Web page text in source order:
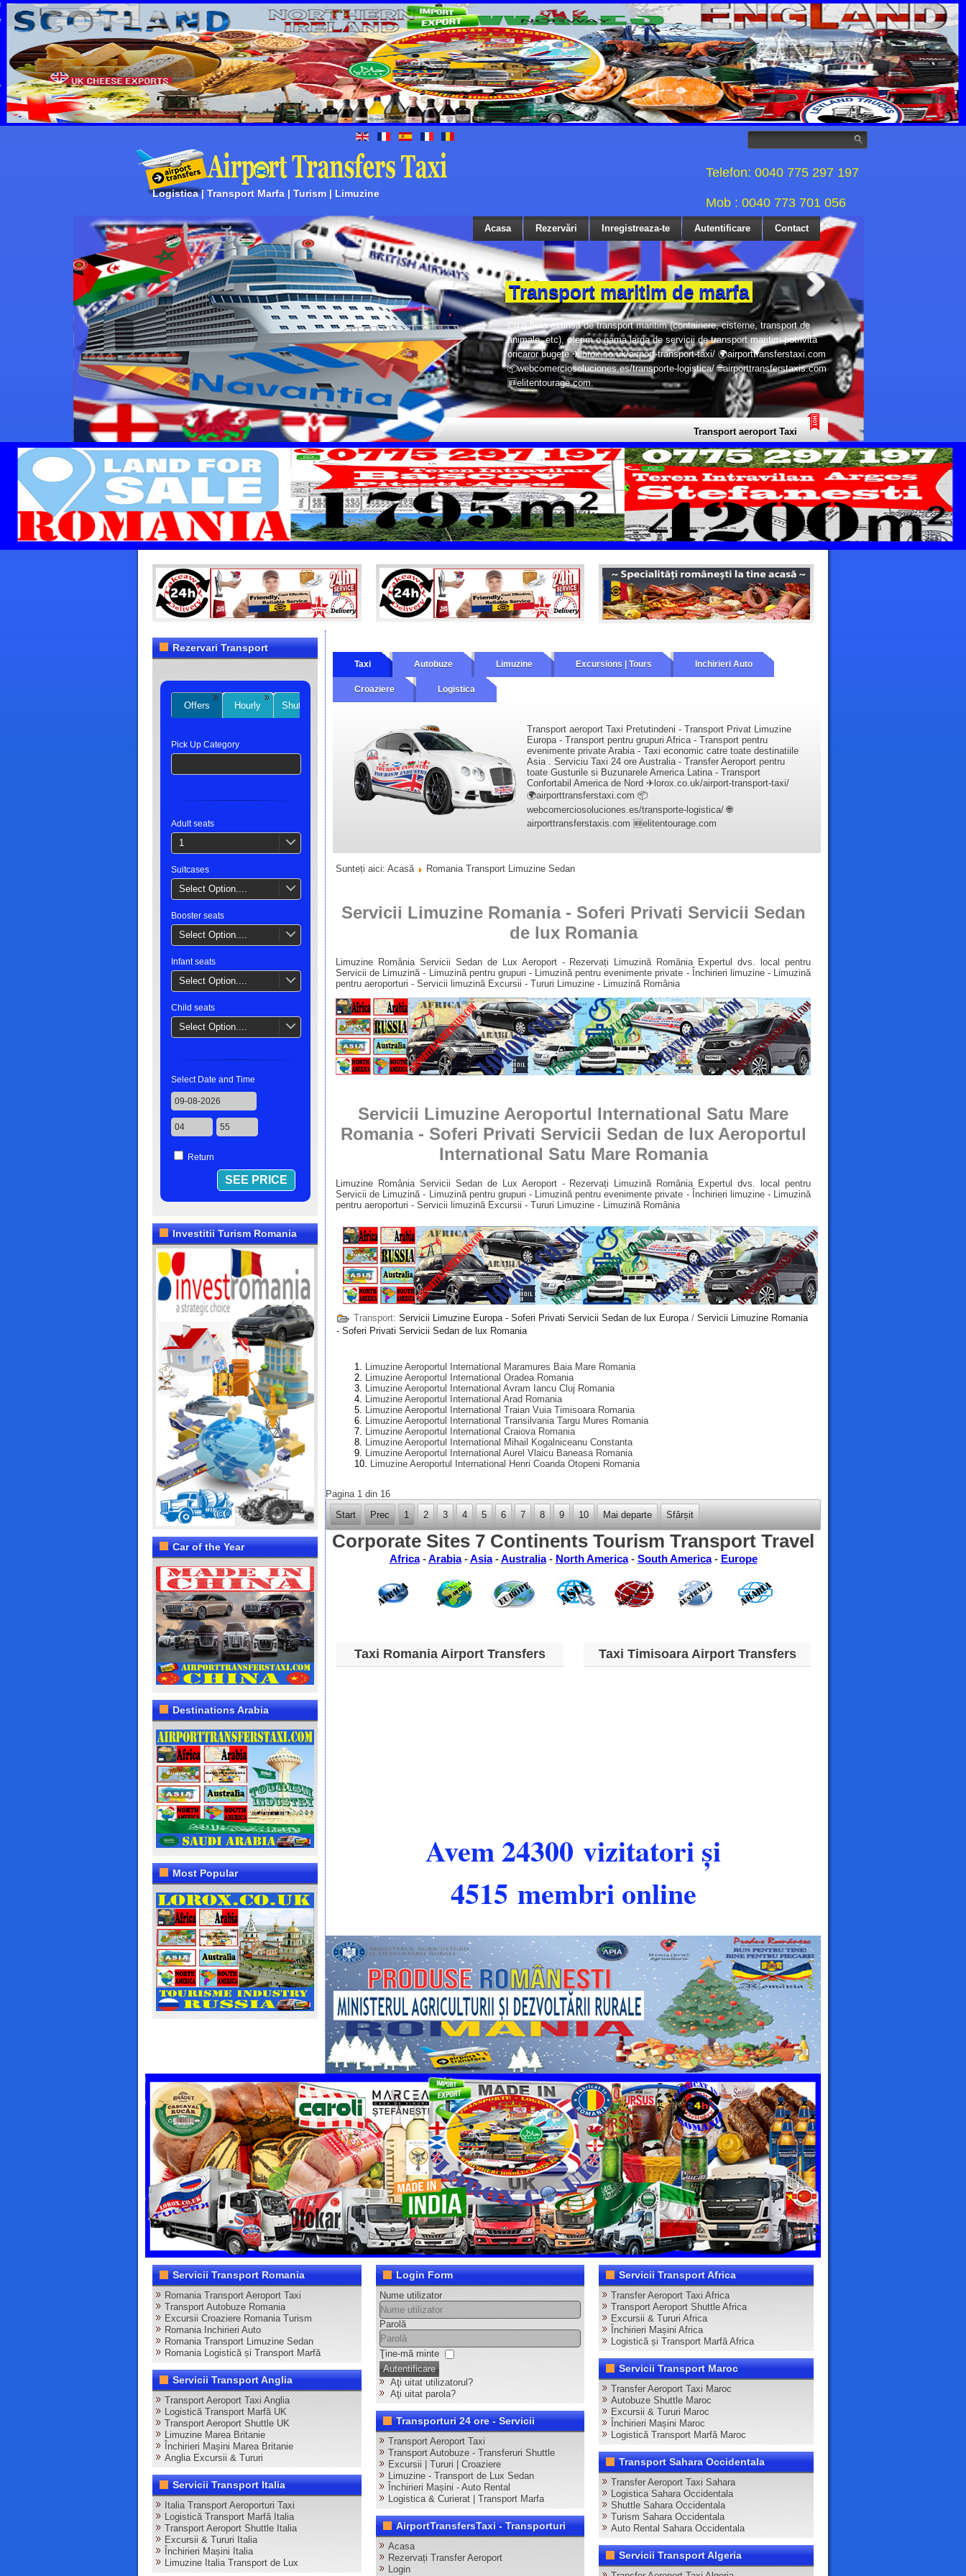
Telefon: 0040 775 297 197
Mob : 0040 773 701 056
Transport maritim de marfa
Cu o flota extinsa de transport maritim (containere, cisterne, transport de
animale, etc), oferim o gama larga de servicii de transport maritim potrivita
oricaror bugete ✈lorox.co.uk/airport-transport-taxi/ 🌍airporttransferstaxi.com
📦webcomerciosoluciones.es/transporte-logistica/ 🌐airporttransferstaxis.com
🆕elitentourage.com.
Transport aeroport Taxi 7 Continente - Transport Privat
Logistica | Transport Marfa | Turism | Limuzine
Acasa Rezervări Inregistreaza-te Autentificare Contact
Rezervari Transport
Offers Hourly Shuttles
Pick Up Category
Adult seats
1
Suitcases
Select Option....
Booster seats
Select Option....
Infant seats
Select Option....
Child seats
Select Option....
Select Date and Time
Return
Investitii Turism Romania
Car of the Year
Destinations Arabia
Most Popular
Taxi Autobuze Limuzine Excursions | Tours Inchirieri Auto
Croaziere Logistica
Transport aeroport Taxi Pretutindeni - Transport Privat Limuzine
Europa - Transport pentru grupuri Africa - Transport pentru
evenimente private Arabia - Taxi economic catre toate destinatiile
Asia . Serviciu Taxi 24 ore Australia - Transfer Aeroport pentru
toate Gusturile si Buzunarele America Latina - Transport
Confortabil America de Nord ✈lorox.co.uk/airport-transport-taxi/
🌍airporttransferstaxi.com 📦
webcomerciosoluciones.es/transporte-logistica/ 🌐
airporttransferstaxis.com 🆕elitentourage.com
Sunteți aici: Acasă Romania Transport Limuzine Sedan
Servicii Limuzine Romania - Soferi Privati Servicii Sedan
de lux ​​Romania
Limuzine România Servicii Sedan de Lux Aeroport - Rezervați Limuzină România Expertul dvs. local pentru
Servicii de Limuzină - Limuzină pentru grupuri - Limuzină pentru evenimente private - Închirieri limuzine - Limuzină
pentru aeroporturi - Servicii limuzină Excursii - Tururi Limuzine - Limuzină România
Servicii Limuzine Aeroportul International Satu Mare
Romania - Soferi Privati Servicii Sedan de lux ​​Aeroportul
International Satu Mare Romania
Limuzine România Servicii Sedan de Lux Aeroport - Rezervați Limuzină România Expertul dvs. local pentru
Servicii de Limuzină - Limuzină pentru grupuri - Limuzină pentru evenimente private - Închirieri limuzine - Limuzină
pentru aeroporturi - Servicii limuzină Excursii - Tururi Limuzine - Limuzină România
Transport: Servicii Limuzine Europa - Soferi Privati Servicii Sedan de lux Europa/ Servicii Limuzine Romania
- Soferi Privati Servicii Sedan de lux Romania
Limuzine Aeroportul International Maramures Baia Mare Romania
Limuzine Aeroportul International Oradea Romania
Limuzine Aeroportul International Avram Iancu Cluj Romania
Limuzine Aeroportul International Arad Romania
Limuzine Aeroportul International Traian Vuia Timisoara Romania
Limuzine Aeroportul International Transilvania Targu Mures Romania
Limuzine Aeroportul International Craiova Romania
Limuzine Aeroportul International Mihail Kogalniceanu Constanta
Limuzine Aeroportul International Aurel Vlaicu Baneasa Romania
Limuzine Aeroportul International Henri Coanda Otopeni Romania
Pagina 1 din 16
Start
Prec 1 2 3 4 5 6 7 8 9 10 Mai departe Sfârșit
Corporate Sites 7 Continents Tourism Transport Travel
Africa-Arabia-Asia-Australia- North America- South America- Europe
Taxi Romania Airport Transfers Taxi Timisoara Airport Transfers
Avem 24300 vizitatori și
4515 membri online
Servicii Transport Romania
Romania Transport Aeroport Taxi
Transport Autobuze Romania
Excursii Croaziere Romania Turism
Romania Inchirieri Auto
Romania Transport Limuzine Sedan
Romania Logistică și Transport Marfă
Servicii Transport Anglia
Transport Aeroport Taxi Anglia
Logistică Transport Marfă UK
Transport Aeroport Shuttle UK
Limuzine Marea Britanie
Închirieri Mașini Marea Britanie
Anglia Excursii & Tururi
Servicii Transport Italia
Italia Transport Aeroporturi Taxi
Logistică Transport Marfă Italia
Transport Aeroport Shuttle Italia
Excursii & Tururi Italia
Închirieri Mașini Italia
Limuzine Italia Transport de Lux
Login Form
Nume utilizator
Parolă
Ţine-mă minte
Autentificare
Aţi uitat utilizatorul?
Aţi uitat parola?
Transporturi 24 ore - Servicii
Transport Aeroport Taxi
Transport Autobuze - Transferuri Shuttle
Excursii | Tururi | Croaziere
Limuzine - Transport de Lux Sedan
Închirieri Mașini - Auto Rental
Logistica & Curierat | Transport Marfa
AirportTransfersTaxi - Transporturi
Acasa
Rezervați Transfer Aeroport
Login
Servicii Transport Africa
Transfer Aeroport Taxi Africa
Transport Aeroport Shuttle Africa
Excursii & Tururi Africa
Închirieri Mașini Africa
Logistică și Transport Marfă Africa
Servicii Transport Maroc
Transfer Aeroport Taxi Maroc
Autobuze Shuttle Maroc
Excursii & Tururi Maroc
Închirieri Mașini Maroc
Logistică Transport Marfă Maroc
Transport Sahara Occidentala
Transfer Aeroport Taxi Sahara
Logistica Sahara Occidentala
Shuttle Sahara Occidentala
Turism Sahara Occidentala
Auto Rental Sahara Occidentala
Servicii Transport Algeria